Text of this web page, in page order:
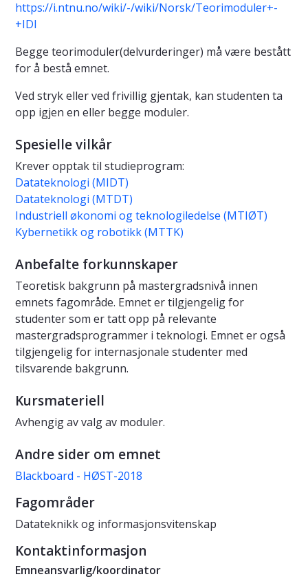
https://i.ntnu.no/wiki/-/wiki/Norsk/Teorimoduler+-
+IDI
Begge teorimoduler(delvurderinger) må være bestått
for å bestå emnet.
Ved stryk eller ved frivillig gjentak, kan studenten ta
opp igjen en eller begge moduler.
Spesielle vilkår
Krever opptak til studieprogram:
Datateknologi (MIDT)
Datateknologi (MTDT)
Industriell økonomi og teknologiledelse (MTIØT)
Kybernetikk og robotikk (MTTK)
Anbefalte forkunnskaper
Teoretisk bakgrunn på mastergradsnivå innen
emnets fagområde. Emnet er tilgjengelig for
studenter som er tatt opp på relevante
mastergradsprogrammer i teknologi. Emnet er også
tilgjengelig for internasjonale studenter med
tilsvarende bakgrunn.
Kursmateriell
Avhengig av valg av moduler.
Andre sider om emnet
Blackboard - HØST-2018
Fagområder
Datateknikk og informasjonsvitenskap
Kontaktinformasjon
Emneansvarlig/koordinator